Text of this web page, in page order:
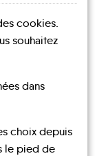
cookies.
souhaitez
dans
choix depuis
le pied de